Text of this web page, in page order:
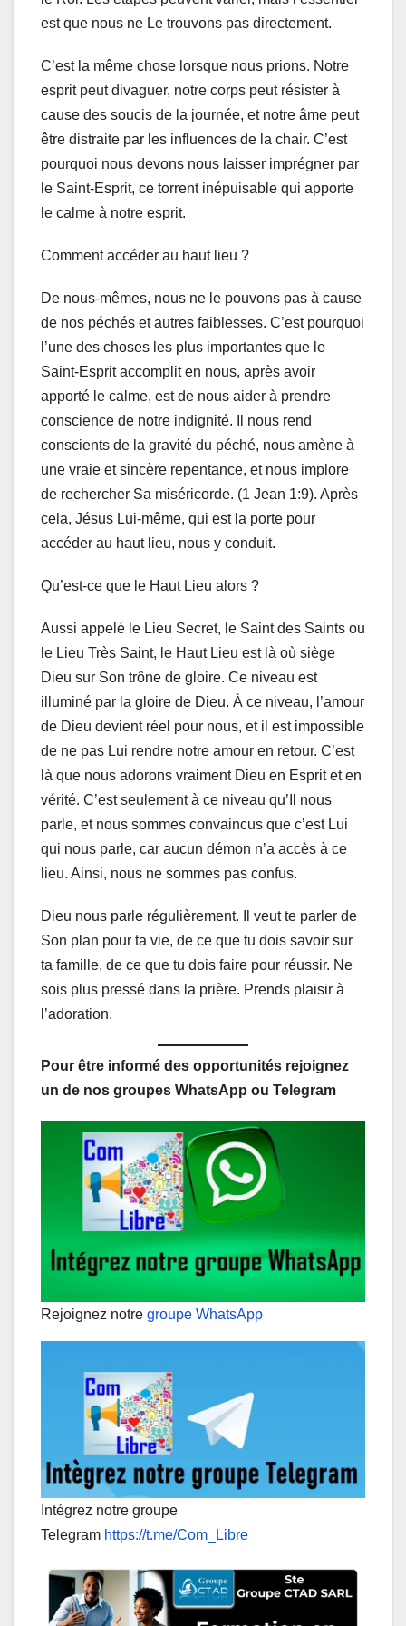
est que nous ne Le trouvons pas directement.
C’est la même chose lorsque nous prions. Notre
esprit peut divaguer, notre corps peut résister à
cause des soucis de la journée, et notre âme peut
être distraite par les influences de la chair. C’est
pourquoi nous devons nous laisser imprégner par
le Saint-Esprit, ce torrent inépuisable qui apporte
le calme à notre esprit.
Comment accéder au haut lieu ?
De nous-mêmes, nous ne le pouvons pas à cause
de nos péchés et autres faiblesses. C’est pourquoi
l’une des choses les plus importantes que le
Saint-Esprit accomplit en nous, après avoir
apporté le calme, est de nous aider à prendre
conscience de notre indignité. Il nous rend
conscients de la gravité du péché, nous amène à
une vraie et sincère repentance, et nous implore
de rechercher Sa miséricorde. (1 Jean 1:9). Après
cela, Jésus Lui-même, qui est la porte pour
accéder au haut lieu, nous y conduit.
Qu’est-ce que le Haut Lieu alors ?
Aussi appelé le Lieu Secret, le Saint des Saints ou
le Lieu Très Saint, le Haut Lieu est là où siège
Dieu sur Son trône de gloire. Ce niveau est
illuminé par la gloire de Dieu. À ce niveau, l’amour
de Dieu devient réel pour nous, et il est impossible
de ne pas Lui rendre notre amour en retour. C’est
là que nous adorons vraiment Dieu en Esprit et en
vérité. C’est seulement à ce niveau qu’Il nous
parle, et nous sommes convaincus que c’est Lui
qui nous parle, car aucun démon n’a accès à ce
lieu. Ainsi, nous ne sommes pas confus.
Dieu nous parle régulièrement. Il veut te parler de
Son plan pour ta vie, de ce que tu dois savoir sur
ta famille, de ce que tu dois faire pour réussir. Ne
sois plus pressé dans la prière. Prends plaisir à
l’adoration.
Pour être informé des opportunités rejoignez
un de nos groupes WhatsApp ou Telegram
Rejoignez notre groupe WhatsApp
Intégrez notre groupe
Telegram https://t.me/Com_Libre